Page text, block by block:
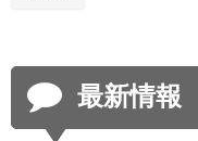
最新情報